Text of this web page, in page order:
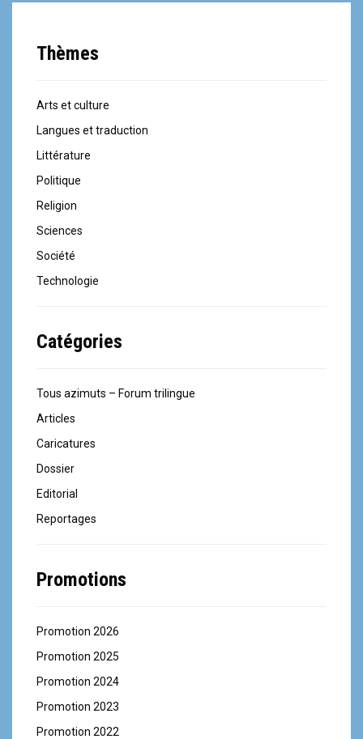
Thèmes
Arts et culture
Langues et traduction
Littérature
Politique
Religion
Sciences
Société
Technologie
Catégories
Tous azimuts – Forum trilingue
Articles
Caricatures
Dossier
Editorial
Reportages
Promotions
Promotion 2026
Promotion 2025
Promotion 2024
Promotion 2023
Promotion 2022